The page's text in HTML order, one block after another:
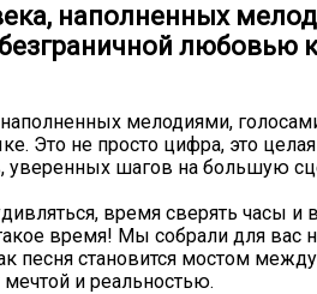
наполненных
любовью
мелодиями,
Это не просто цифра, это
уверенных шагов на большую
время сверять часы и
время! Мы собрали для вас
песня становится мостом
и реальностью.